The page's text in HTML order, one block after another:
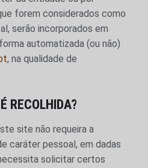
forem considerados como
serão incorporados em
automatizada (ou não)
, na qualidade de
RECOLHIDA?
site não requeira a
caráter pessoal, em dadas
solicitar certos